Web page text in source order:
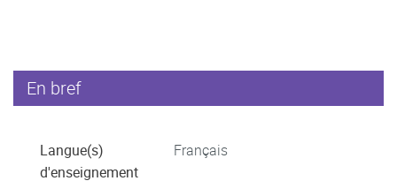
En bref
Langue(s)
d'enseignement
Français